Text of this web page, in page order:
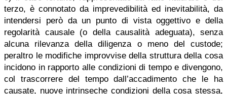
terzo, è connotato da imprevedibilità ed inevitabilità, da
intendersi però da un punto di vista oggettivo e della
regolarità causale (o della causalità adeguata), senza
alcuna rilevanza della diligenza o meno del custode;
peraltro le modifiche improvvise della struttura della cosa
incidono in rapporto alle condizioni di tempo e divengono,
col trascorrere del tempo dall’accadimento che le ha
causate, nuove intrinseche condizioni della cosa stessa,